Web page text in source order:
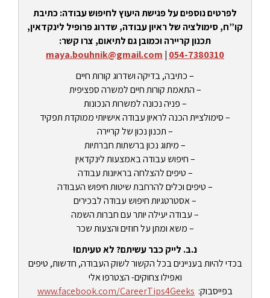
לפרטים נוספים על פגישת היעוץ לחיפוש עבודה: כתיבת
קו”ח, סימולציה של ראיון עבודה, שדרוג פרופיל לינקדאין,
תכנון קריירה וכמובן גם לתיאום, צרו קשר:
054-7380310
|
maya.bouhnik@gmail.com
– כתיבה, בדיקה ושדרוג קורות חיים
– התאמת קורות חיים למשרה ספציפית
– פניה נכונה למשרות הנכונות
– סימולציית הכנה לראיון עבודה אישיותי ממוקדת תפקיד
– תכנון נכון של קריירה
– מיתוג נכון ברשתות חברתיות
– חיפוש עבודה באמצעות לינקדאין
– טיפים להצלחה בראיונות עבודה
– טיפים וכלים להרחבת שיטות חיפוש העבודה
– אסטרטגיות חיפוש עבודה לבכירים
– עבודה יעילה יותר עם חברות השמה
– משא ומתן על חוזים והצעות שכר
נ.ב. לייק כבר עשיתם? לא טעיתם!
בכדי להיות בעניינים בכל הקשור לשוק העבודה, חדשות, טיפים
ואפילו צחוקים- הצטרפו אלי
בפייסבוק: www.facebook.com/CareerTips4Geeks